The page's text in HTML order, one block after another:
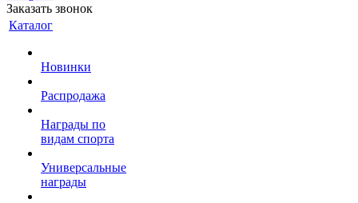
Заказать звонок
Каталог
Новинки
Распродажа
Награды по
видам спорта
Универсальные
награды